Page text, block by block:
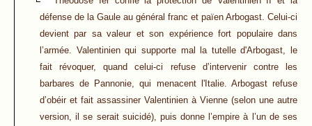
défense de la Gaule au général franc et païen Arbogast. Celui-ci
devient par sa valeur et son expérience fort populaire dans
l’armée. Valentinien qui supporte mal la tutelle d'Arbogast, le
fait révoquer, quand celui-ci refuse d’intervenir contre les
barbares de Pannonie, qui menacent l'Italie. Arbogast refuse
d’obéir et fait assassiner Valentinien à Vienne (selon une autre
version, il se serait suicidé), puis donne l’empire à l’un de ses